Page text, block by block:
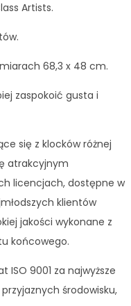
Artists.
68,3 x 48 cm.
zaspokoić gusta i
się z klocków różnej
atrakcyjnym
licencjach, dostępne w
klientów
jakości wykonane z
końcowego.
9001 za najwyższe
środowisku,